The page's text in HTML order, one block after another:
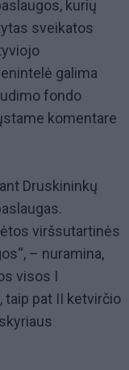
kurių
sveikatos
galima
fondo
komentare
Druskininkų
viršsutartinės
– nuramina,
visos I
pat II ketvirčio